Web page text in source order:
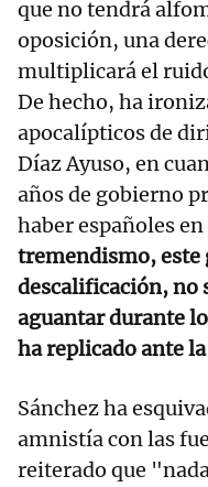
que no tendrá
oposición, una
multiplicará el
De hecho, ha
apocalípticos de
Díaz Ayuso, en
años de gobierno
haber españoles
tremendismo, este
descalificación, no
aguantar durante
ha replicado ante
Sánchez ha
amnistía con las
reiterado que